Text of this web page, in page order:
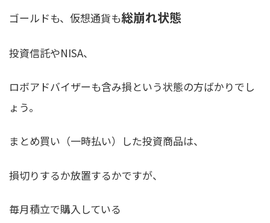
ゴールドも、仮想通貨も総崩れ状態
投資信託やNISA、
ロボアドバイザーも含み損という状態の方ばかりでし
ょう。
まとめ買い（一時払い）した投資商品は、
損切りするか放置するかですが、
毎月積立で購入している